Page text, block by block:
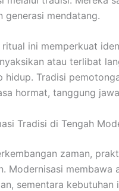
generasi mendatang.
ritual ini memperkuat
atau terlibat
hidup. Tradisi
hormat, tanggung
Tradisi di Tengah
zaman,
Modernisasi
sementara